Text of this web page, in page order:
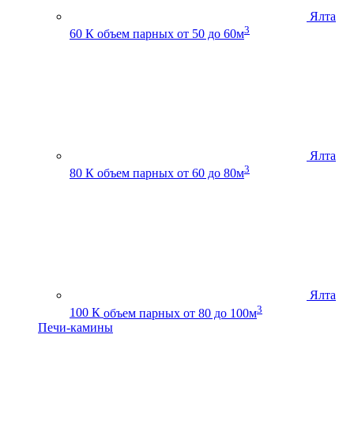
Ялта
60 К объем парных от 50 до 60м3
Ялта
80 К объем парных от 60 до 80м3
Ялта
100 К объем парных от 80 до 100м3
Печи-камины